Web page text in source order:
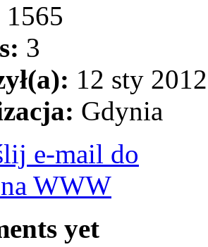
1565
3
12 sty
Gdynia
e-mail do
WWW
yet